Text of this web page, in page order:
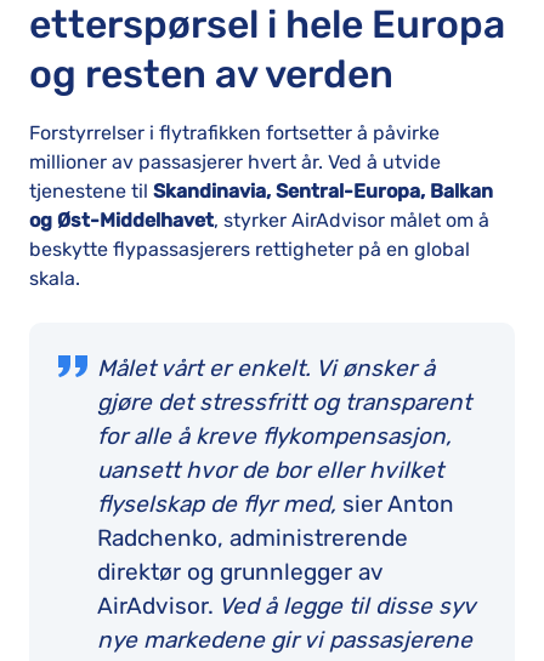
etterspørsel i hele Europa
og resten av verden
Forstyrrelser i flytrafikken fortsetter å påvirke
millioner av passasjerer hvert år. Ved å utvide
tjenestene til Skandinavia, Sentral-Europa, Balkan
og Øst-Middelhavet, styrker AirAdvisor målet om å
beskytte flypassasjerers rettigheter på en global
skala.
Målet vårt er enkelt. Vi ønsker å
gjøre det stressfritt og transparent
for alle å kreve flykompensasjon,
uansett hvor de bor eller hvilket
flyselskap de flyr med, sier Anton
Radchenko, administrerende
direktør og grunnlegger av
AirAdvisor. Ved å legge til disse syv
nye markedene gir vi passasjerene